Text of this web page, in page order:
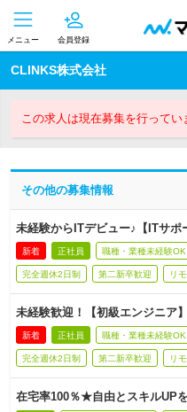
メニュー 会員登録
CLINKS株式会社
この求人は現在募集を行ってい
その他の募集情報
未経験からITデビュー♪【ITサ
新着 正社員 職種・業種未経験OK
完全週休2日制 第二新卒歓迎 リ
未経験歓迎！【初級エンジニ
新着 正社員 職種・業種未経験OK
完全週休2日制 第二新卒歓迎 リ
在宅率100％★自由とスキルUP